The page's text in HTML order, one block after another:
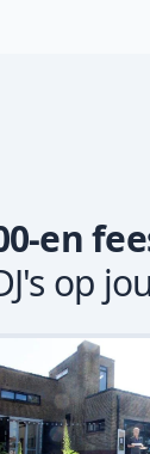
en
op